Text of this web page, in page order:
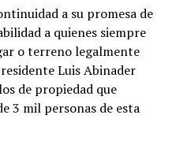
a su promesa de
a quienes siempre
o terreno legalmente
Luis Abinader
de propiedad que
3 mil personas de esta